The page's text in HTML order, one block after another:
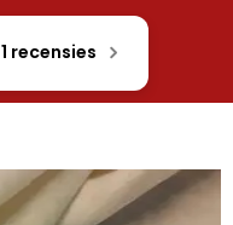
1 recensies